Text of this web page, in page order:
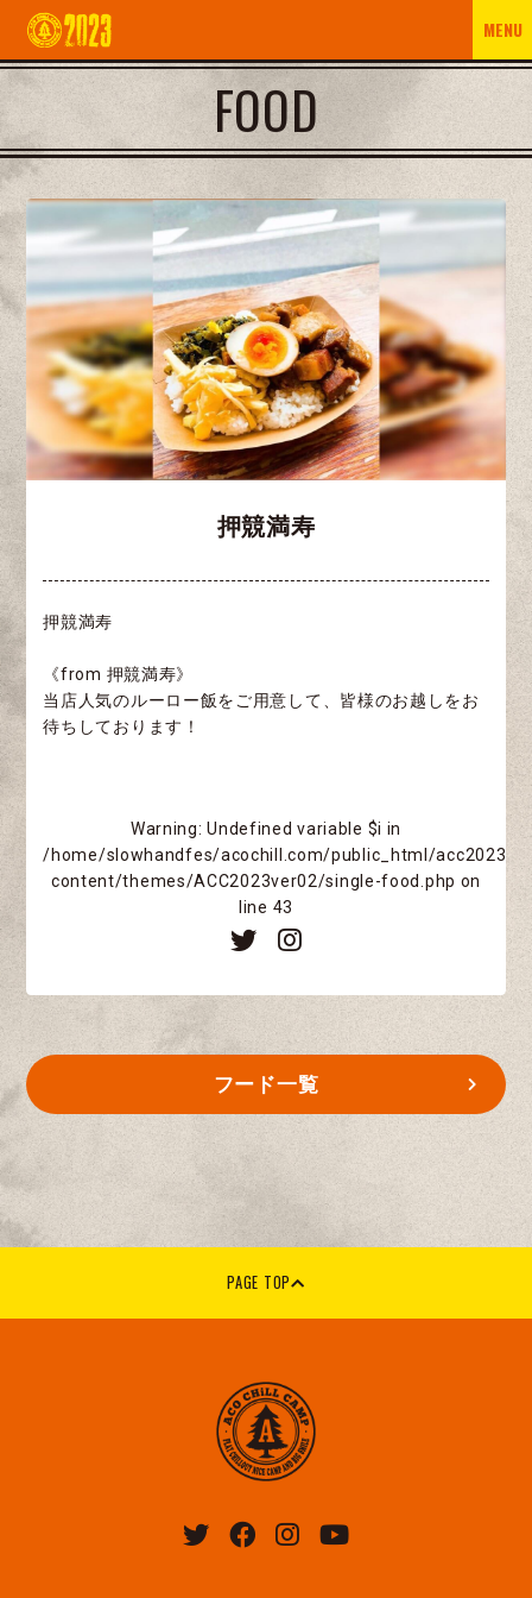
MENU
FOOD
押競満寿
押競満寿
《from 押競満寿》
当店人気のルーロー飯をご用意して、皆様のお越しをお
待ちしております！
Warning: Undefined variable $i in
/home/slowhandfes/acochill.com/public_html/acc2023/
content/themes/ACC2023ver02/single-food.php on
line 43
フード一覧
PAGE TOP